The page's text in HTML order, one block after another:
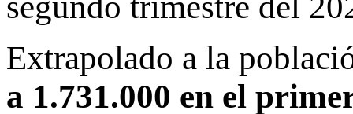
Extrapolado a la
a 1.731.000 en el